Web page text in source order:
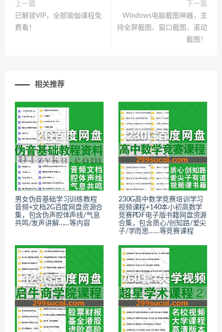
上一篇
已解锁VIP，全部瑜伽课程免
费看！
下一篇
Windows电脑截图神器，支
持全屏截图、窗口截图、滚动
截图！
相关推荐
男女伪音基础学习训练教程
音频+文档2G百度网盘资源合
集，包含伪声腔体声线/气息
共鸣/发声讲解……等内容
230G高中数学竞赛培训学习
视频课程+140本小初高数学
竞赛PDF电子版书籍网盘资源
合集，包含质心/创知路/爱尖
子/学而思……等竞赛课程